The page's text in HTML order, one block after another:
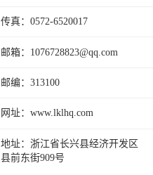
传真：0572-6520017
邮箱：1076728823@qq.com
邮编：313100
网址：www.lklhq.com
地址：浙江省长兴县经济开发区
县前东街909号